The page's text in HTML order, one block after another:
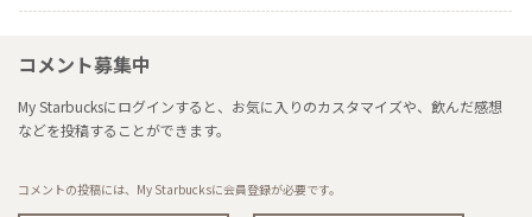
コメント募集中
My Starbucksにログインすると、お気に入りのカスタマイズや、飲んだ感想
などを投稿することができます。
コメントの投稿には、My Starbucksに会員登録が必要です。